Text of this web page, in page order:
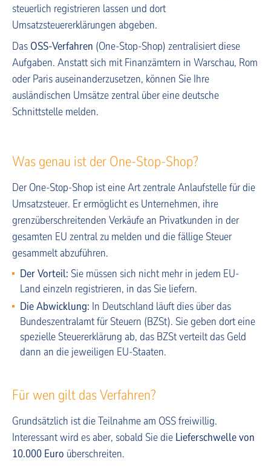
steuerlich registrieren lassen und dort
Umsatzsteuererklärungen abgeben.
Das OSS-Verfahren (One-Stop-Shop) zentralisiert diese
Aufgaben. Anstatt sich mit Finanzämtern in Warschau, Rom
oder Paris auseinanderzusetzen, können Sie Ihre
ausländischen Umsätze zentral über eine deutsche
Schnittstelle melden.
Was genau ist der One-Stop-Shop?
Der One-Stop-Shop ist eine Art zentrale Anlaufstelle für die
Umsatzsteuer. Er ermöglicht es Unternehmen, ihre
grenzüberschreitenden Verkäufe an Privatkunden in der
gesamten EU zentral zu melden und die fällige Steuer
gesammelt abzuführen.
Der Vorteil: Sie müssen sich nicht mehr in jedem EU-
Land einzeln registrieren, in das Sie liefern.
Die Abwicklung: In Deutschland läuft dies über das
Bundeszentralamt für Steuern (BZSt). Sie geben dort eine
spezielle Steuererklärung ab, das BZSt verteilt das Geld
dann an die jeweiligen EU-Staaten.
Für wen gilt das Verfahren?
Grundsätzlich ist die Teilnahme am OSS freiwillig.
Interessant wird es aber, sobald Sie die Lieferschwelle von
10.000 Euro überschreiten.